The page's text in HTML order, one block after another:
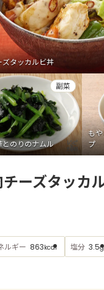
ズタッカルビ丼
とのりのナムル
副菜
も
プ
ーズタッカ
ルギー 863kcal 塩分 3.5g